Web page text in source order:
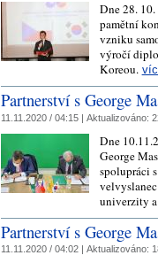
Dne 28.
pamětní
vzniku
výročí
Koreou.
Partnerství s George
11.11.2020 / 04:15 | Aktualizováno:
Dne
George
spolupráci
univerzity
Partnerství s George
11.11.2020 / 04:02 | Aktualizováno: